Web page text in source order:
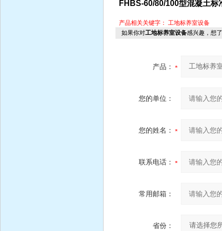
FHBS-60/80/100型混凝土
产品相关关键字： 工地标养室设备
如果你对工地标养室设备感兴趣，想
产品：
您的单位：
您的姓名：
联系电话：
常用邮箱：
省份：